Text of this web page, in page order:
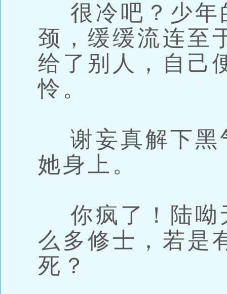
很冷吧？少年
颈，缓缓流连至
给了别人，自己
怜。
谢妄真解下黑
她身上。
你疯了！陆呦
么多修士，若是
死？